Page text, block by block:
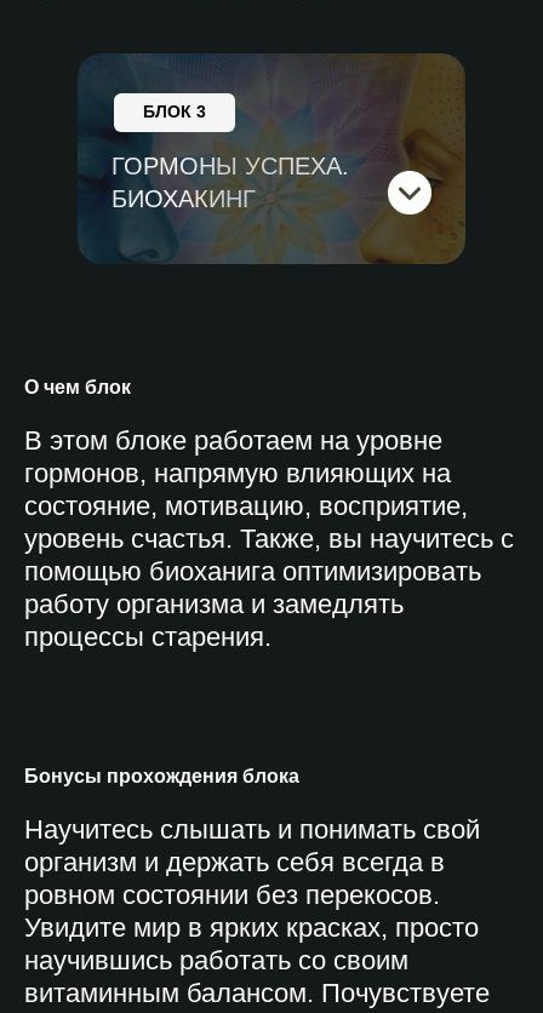
ГОРМОНЫ УСПЕХА.
БИОХАКИНГ
БЛОК 3
О чем блок
В этом блоке работаем на уровне
гормонов, напрямую влияющих на
состояние, мотивацию, восприятие,
уровень счастья. Также, вы научитесь с
помощью биоханига оптимизировать
работу организма и замедлять
процессы старения.
Бонусы прохождения блока
Научитесь слышать и понимать свой
организм и держать себя всегда в
ровном состоянии без перекосов.
Увидите мир в ярких красках, просто
научившись работать со своим
витаминным балансом. Почувствуете